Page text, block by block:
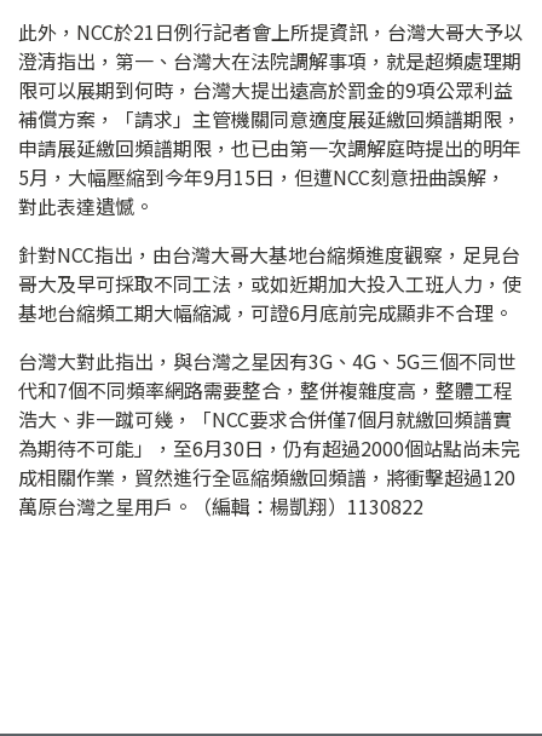
此外，NCC於21日例行記者會上所提資訊，台灣大哥大予以
澄清指出，第一、台灣大在法院調解事項，就是超頻處理期
限可以展期到何時，台灣大提出遠高於罰金的9項公眾利益
補償方案，「請求」主管機關同意適度展延繳回頻譜期限，
申請展延繳回頻譜期限，也已由第一次調解庭時提出的明年
5月，大幅壓縮到今年9月15日，但遭NCC刻意扭曲誤解，
對此表達遺憾。
針對NCC指出，由台灣大哥大基地台縮頻進度觀察，足見台
哥大及早可採取不同工法，或如近期加大投入工班人力，使
基地台縮頻工期大幅縮減，可證6月底前完成顯非不合理。
台灣大對此指出，與台灣之星因有3G、4G、5G三個不同世
代和7個不同頻率網路需要整合，整併複雜度高，整體工程
浩大、非一蹴可幾，「NCC要求合併僅7個月就繳回頻譜實
為期待不可能」，至6月30日，仍有超過2000個站點尚未完
成相關作業，貿然進行全區縮頻繳回頻譜，將衝擊超過120
萬原台灣之星用戶。（編輯：楊凱翔）1130822